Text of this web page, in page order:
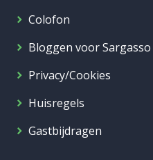
Colofon
Bloggen voor Sargasso
Privacy/Cookies
Huisregels
Gastbijdragen